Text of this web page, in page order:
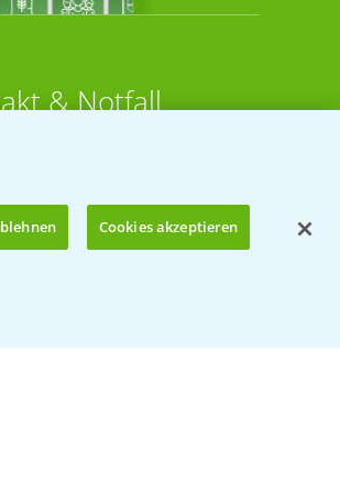
& Notfall
+49 (0)214/30-20220
Cookies akzeptieren